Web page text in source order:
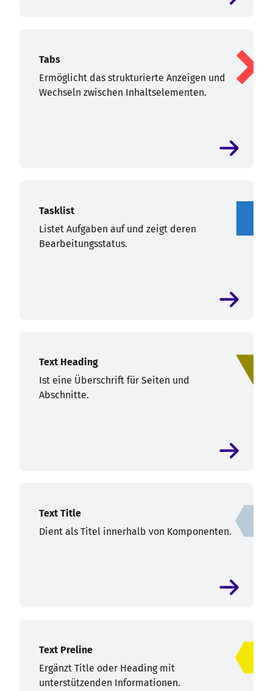
Tabs
Ermöglicht das strukturierte Anzeigen und
Wechseln zwischen Inhaltselementen.
Tasklist
Listet Aufgaben auf und zeigt deren
Bearbeitungsstatus.
Text Heading
Ist eine Überschrift für Seiten und
Abschnitte.
Text Title
Dient als Titel innerhalb von Komponenten.
Text Preline
Ergänzt Title oder Heading mit
unterstützenden Informationen.